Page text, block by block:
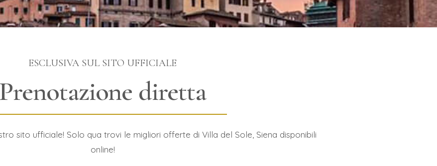
ESCLUSIVA SUL SITO UFFICIALE
Prenotazione diretta
sito ufficiale! Solo qua trovi le migliori offerte di Villa del Sole, Siena disponibili
online!